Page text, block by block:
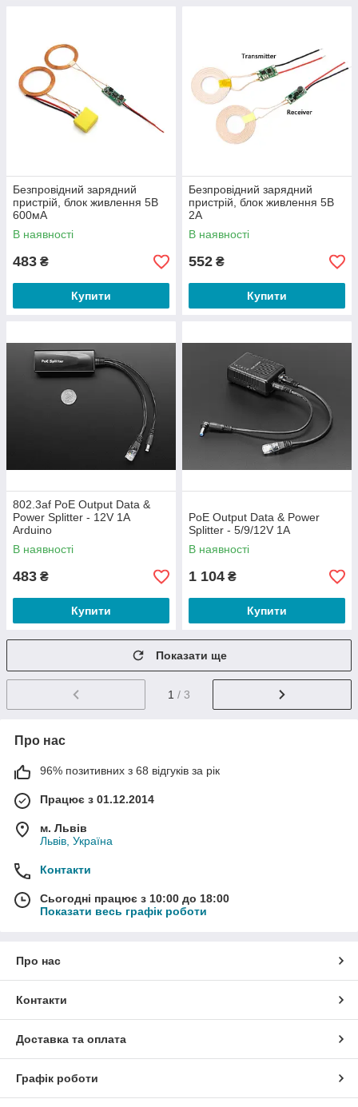
Безпровідний зарядний
пристрій, блок живлення 5В
600мА
В наявності
483 ₴
Купити
Безпровідний зарядний
пристрій, блок живлення 5В
2A
В наявності
552 ₴
Купити
802.3af PoE Output Data &
Power Splitter - 12V 1A
Arduino
В наявності
483 ₴
Купити
PoE Output Data & Power
Splitter - 5/9/12V 1A
В наявності
1 104 ₴
Купити
Показати ще
1 / 3
Про нас
96% позитивних з 68 відгуків за рік
Працює з 01.12.2014
м. Львів
Львів, Україна
Контакти
Сьогодні працює з 10:00 до 18:00
Показати весь графік роботи
Про нас
Контакти
Доставка та оплата
Графік роботи